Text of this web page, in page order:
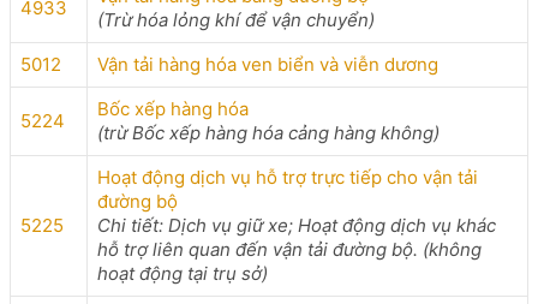
4933
(Trừ hóa lỏng khí để vận chuyển)
5012
Vận tải hàng hóa ven biển và viễn dương
5224
Bốc xếp hàng hóa
(trừ Bốc xếp hàng hóa cảng hàng không)
5225
Hoạt động dịch vụ hỗ trợ trực tiếp cho vận tải
đường bộ
Chi tiết: Dịch vụ giữ xe; Hoạt động dịch vụ khác
hỗ trợ liên quan đến vận tải đường bộ. (không
hoạt động tại trụ sở)